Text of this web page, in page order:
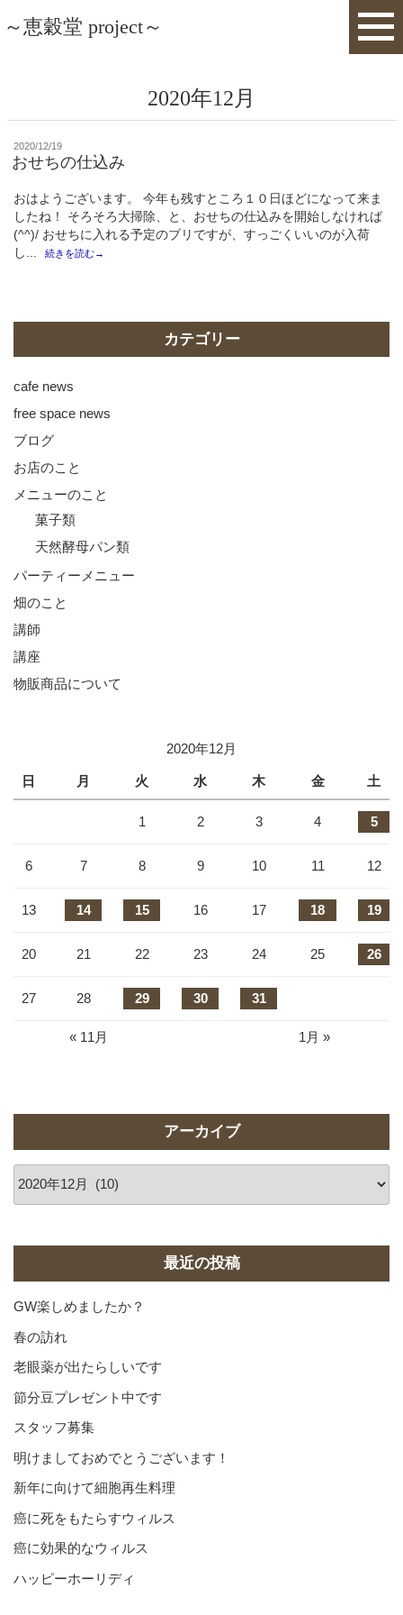
～恵穀堂 project～
2020年12月
投
稿
日:
2020/12/19
おせちの仕込み
おはようございます。 今年も残すところ１０日ほどになって来ま
したね！ そろそろ大掃除、と、おせちの仕込みを開始しなければ
(^^)/ おせちに入れる予定のブリですが、すっごくいいのが入荷
し...
続きを読む→
カテゴリー
cafe news
free space news
ブログ
お店のこと
メニューのこと
菓子類
天然酵母パン類
パーティーメニュー
畑のこと
講師
講座
物販商品について
2020年12月
日 月 火 水 木 金 土
1 2 3 4 5
6 7 8 9 10 11 12
13 14 15 16 17 18 19
20 21 22 23 24 25 26
27 28 29 30 31
« 11月 1月 »
アーカイブ
最近の投稿
GW楽しめましたか？
春の訪れ
老眼薬が出たらしいです
節分豆プレゼント中です
スタッフ募集
明けましておめでとうございます！
新年に向けて細胞再生料理
癌に死をもたらすウィルス
癌に効果的なウィルス
ハッピーホーリディ